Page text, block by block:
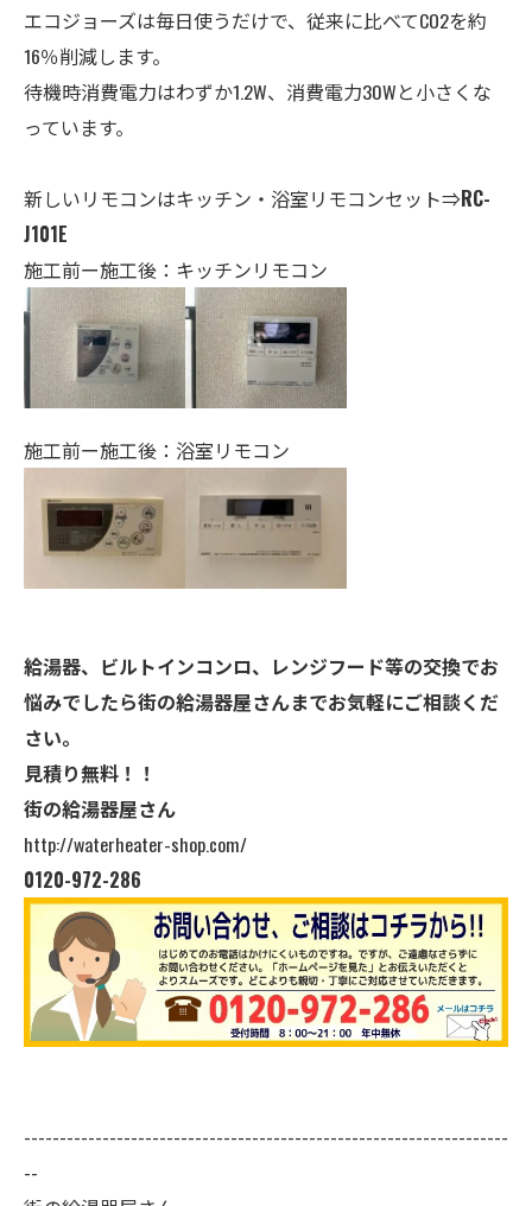
エコジョーズは毎日使うだけで、従来に比べてCO2を約
16％削減します。
待機時消費電力はわずか1.2W、消費電力30Wと小さくな
っています。
新しいリモコンはキッチン・ 浴室リモコンセット⇒RC-
J101E
施工前ー施工後：キッチンリモコン
施工前ー施工後：浴室リモコン
給湯器、ビルトインコンロ、レンジフード等の交換でお
悩みでしたら街の給湯器屋さんまでお気軽にご相談くだ
さい。
見積り無料！！
街の給湯器屋さん
http://waterheater-shop.com/
0120-972-286
--------------------------------------------------------------------
--